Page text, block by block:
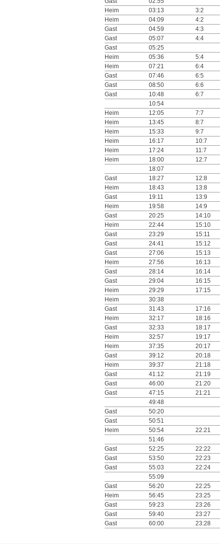
Heim
03:13
3:2
Heim
04:09
4:2
Gast
04:59
4:3
Gast
05:07
4:4
Gast
05:25
Heim
05:36
5:4
Heim
07:21
6:4
Gast
07:46
6:5
Gast
08:50
6:6
Gast
10:48
6:7
10:54
Heim
12:05
7:7
Heim
13:45
8:7
Heim
15:33
9:7
Heim
16:17
10:7
Heim
17:24
11:7
Heim
18:00
12:7
18:07
Gast
18:27
12:8
Heim
18:43
13:8
Gast
19:11
13:9
Heim
19:58
14:9
Gast
20:25
14:10
Heim
22:44
15:10
Gast
23:29
15:11
Gast
24:41
15:12
Gast
27:06
15:13
Heim
27:56
16:13
Gast
28:14
16:14
Gast
29:04
16:15
Heim
29:29
17:15
Heim
30:38
Gast
31:43
17:16
Heim
32:17
18:16
Gast
32:33
18:17
Heim
32:57
19:17
Heim
37:35
20:17
Gast
39:12
20:18
Heim
39:37
21:18
Gast
41:12
21:19
Gast
46:00
21:20
Gast
47:15
21:21
49:48
Gast
50:20
Gast
50:51
Heim
50:54
22:21
51:46
Gast
52:25
22:22
Gast
53:50
22:23
Gast
55:03
22:24
55:09
Gast
56:20
22:25
Heim
56:45
23:25
Gast
59:23
23:26
Gast
59:40
23:27
Gast
60:00 23:28